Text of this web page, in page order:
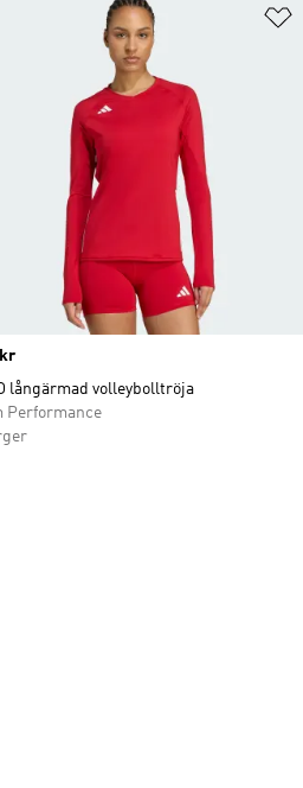
på önskelistan
långärmad volleybolltröja
Performance